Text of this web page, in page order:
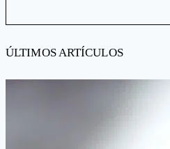
ÚLTIMOS ARTÍCULOS